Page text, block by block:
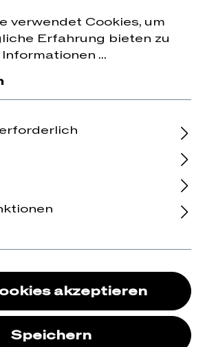
erhalten.
verwendet Cookies, um
Erfahrung bieten zu
...
akzeptieren
Speichern